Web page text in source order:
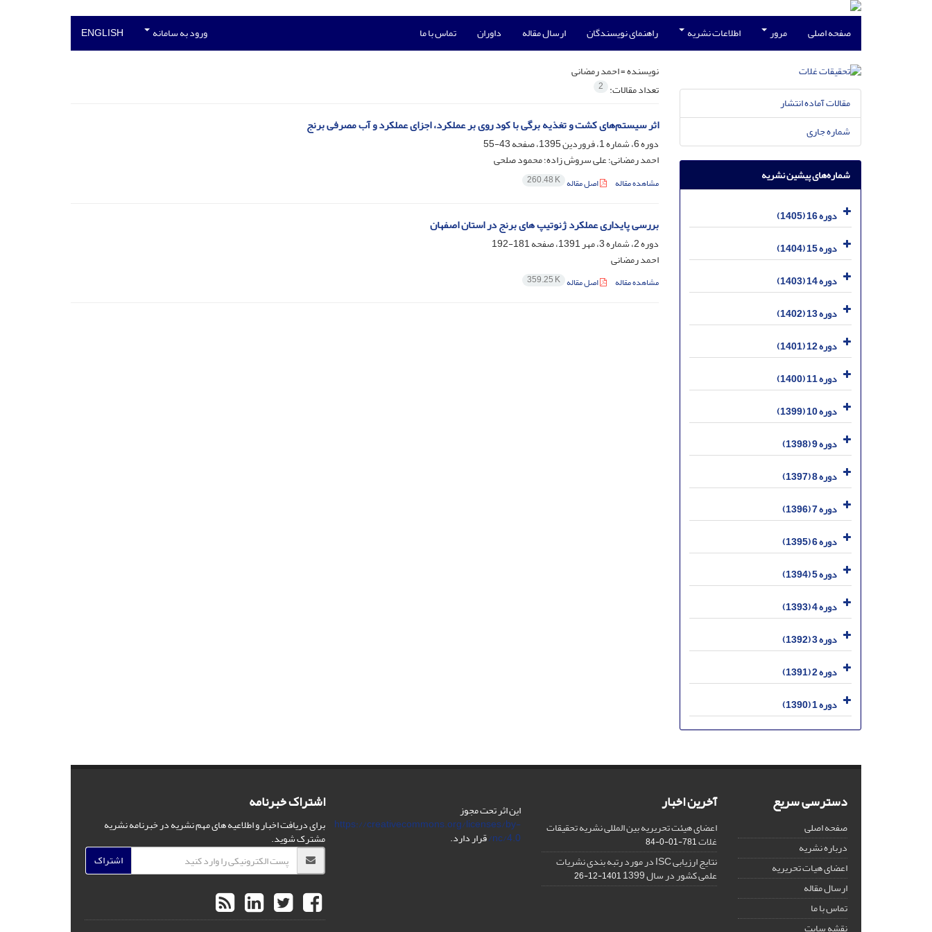
صفحه اصلی مرور اطلاعات نشریه راهنمای نویسندگان ارسال مقاله داوران تماس با ما ورود به سامانه ENGLISH
نویسنده =احمد رمضانی
تعداد مقالات: 2
اثر سیستم‌های کشت و تغذیه برگی با کود روی بر عملکرد، اجزای عملکرد و آب مصرفی برنج
دوره 6، شماره 1، فروردین 1395، صفحه
43-55
احمد رمضانی؛ علی سروش زاده؛ محمود صلحی
مشاهده مقاله اصل مقاله 260.48 K
بررسی پایداری عملکرد ژنوتیپ های برنج در استان اصفهان
دوره 2، شماره 3، مهر 1391، صفحه
181-192
احمد رمضانی
مشاهده مقاله اصل مقاله 359.25 K
مقالات آماده انتشار
شماره جاری
شماره‌های پیشین نشریه
دوره 16 (1405)
دوره 15 (1404)
دوره 14 (1403)
دوره 13 (1402)
دوره 12 (1401)
دوره 11 (1400)
دوره 10 (1399)
دوره 9 (1398)
دوره 8 (1397)
دوره 7 (1396)
دوره 6 (1395)
دوره 5 (1394)
دوره 4 (1393)
دوره 3 (1392)
دوره 2 (1391)
دوره 1 (1390)
دسترسی سریع
صفحه اصلی
درباره نشریه
اعضای هیات تحریریه
ارسال مقاله
تماس با ما
نقشه سایت
آخرین اخبار
اعضای هیئت تحریریه بین المللی نشریه تحقیقات
غلات781-01-0-84
نتایج ارزیابی ISC در مورد رتبه بندی نشریات
علمی کشور در سال 1399 1401-12-26
این اثر تحت مجوز
https://creativecommons.org/licenses/by-
nc/4.0/ قرار دارد.
اشتراک خبرنامه
برای دریافت اخبار و اطلاعیه های مهم نشریه در خبرنامه نشریه
مشترک شوید.
اشتراک